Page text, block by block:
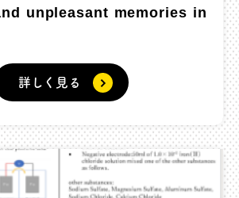
unpleasant memories in
詳しく見る